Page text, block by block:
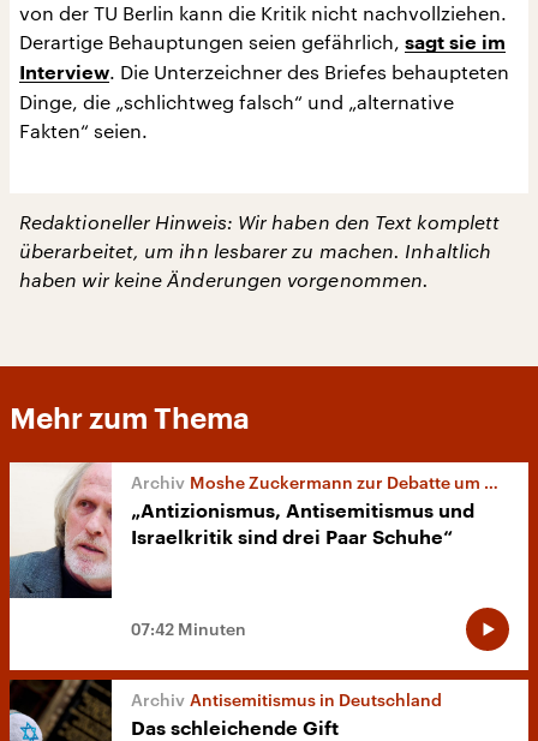
von der TU Berlin kann die Kritik nicht nachvollziehen.
Derartige Behauptungen seien gefährlich, sagt sie im
Interview. Die Unterzeichner des Briefes behaupteten
Dinge, die „schlichtweg falsch“ und „alternative
Fakten“ seien.
Redaktioneller Hinweis: Wir haben den Text komplett
überarbeitet, um ihn lesbarer zu machen. Inhaltlich
haben wir keine Änderungen vorgenommen.
Mehr zum Thema
Moshe Zuckermann zur Debatte um Mbembe
„Antizionismus, Antisemitismus und
Israelkritik sind drei Paar Schuhe“
07:42 Minuten
Antisemitismus in Deutschland
Das schleichende Gift